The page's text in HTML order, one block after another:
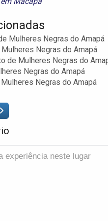
Mulheres Negras do Amapá
Negras do Amapá
de Mulheres Negras do
Negras do Amapá
Negras do Amapá